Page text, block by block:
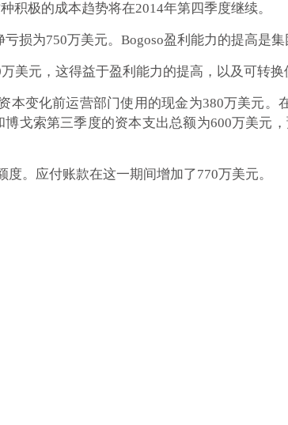
积极的成本趋势将在2014年第四季度继续。
损为750万美元。Bogoso盈利能力的提高是集
元，这得益于盈利能力的提高，以及可转换
变化前运营部门使用的现金为380万美元。
戈索第三季度的资本支出总额为600万美元
。应付账款在这一期间增加了770万美元。